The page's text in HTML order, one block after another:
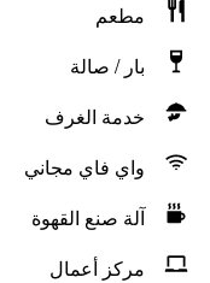
مطعم
بار / صالة
خدمة الغرف
واي فاي مجاني
آلة صنع القهوة
مركز أعمال